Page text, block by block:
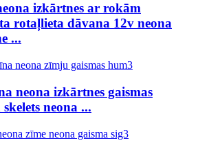
izkārtnes ar rokām
rotaļlieta dāvana 12v neona
...
neona izkārtnes gaismas
neona ...